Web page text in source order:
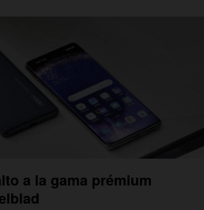
a la gama prémium